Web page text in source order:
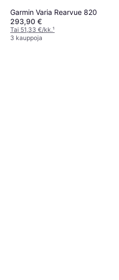
Garmin Varia Rearvue 820
293,90 €
Tai 51,33 €/kk.¹
3 kauppoja